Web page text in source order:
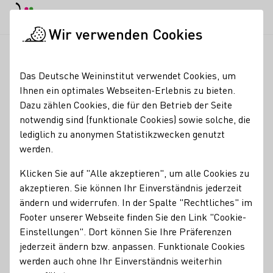
Weingut Rudolf May
Bio
Mitgliedschaften
Naturland - Verband für ökologischen Landbau e.V.
VDP - Verband Deutscher Prädikats- und Qualitätsweingüter
Kontakt
Weingut Rudolf May
Wir verwenden Cookies
Das Deutsche Weininstitut verwendet Cookies, um
Ihnen ein optimales Webseiten-Erlebnis zu bieten.
Dazu zählen Cookies, die für den Betrieb der Seite
notwendig sind (funktionale Cookies) sowie solche, die
lediglich zu anonymen Statistikzwecken genutzt
werden.
Klicken Sie auf "Alle akzeptieren", um alle Cookies zu
akzeptieren. Sie können Ihr Einverständnis jederzeit
ändern und widerrufen. In der Spalte "Rechtliches" im
Footer unserer Webseite finden Sie den Link "Cookie-
Einstellungen". Dort können Sie Ihre Präferenzen
jederzeit ändern bzw. anpassen. Funktionale Cookies
werden auch ohne Ihr Einverständnis weiterhin